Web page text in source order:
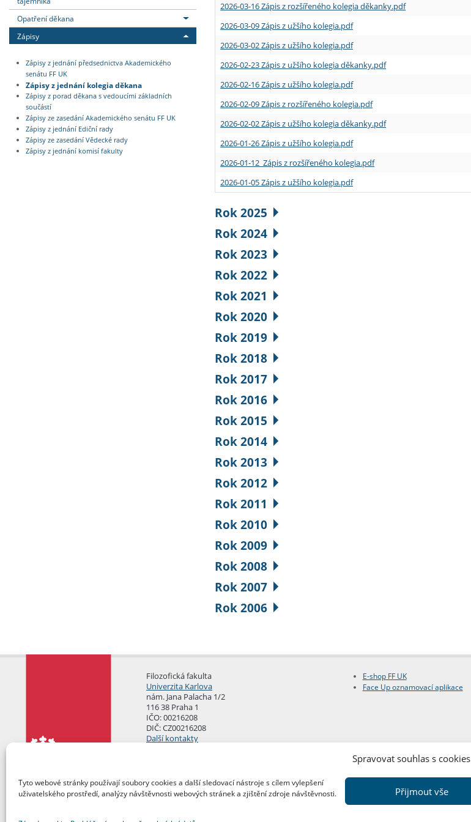
Spravovat souhlas s cookies
Tyto webové stránky používají soubory cookies a další sledovací nástroje s cílem vylepšení
uživatelského prostředí, analýzy návštěvnosti webových stránek a zjištění zdroje návštěvnosti.
Přijmout vše
Opatření děkana
Zápisy
Zápisy z jednání předsednictva Akademického
senátu FF UK
Zápisy z jednání kolegia děkana
Zápisy z porad děkana s vedoucími základních
součástí
Zápisy ze zasedání Akademického senátu FF UK
Zápisy z jednání Ediční rady
Zápisy ze zasedání Vědecké rady
Zápisy z jednání komisí fakulty
2026-03-16 Zápis z rozšířeného kolegia děkanky.pdf
2026-03-09 Zápis z užšího kolegia.pdf
2026-03-02 Zápis z užšího kolegia.pdf
2026-02-23 Zápis z užšího kolegia děkanky.pdf
2026-02-16 Zápis z užšího kolegia.pdf
2026-02-09 Zápis z rozšířeného kolegia.pdf
2026-02-02 Zápis z užšího kolegia děkanky.pdf
2026-01-26 Zápis z užšího kolegia.pdf
2026-01-12 Zápis z rozšířeného kolegia.pdf
2026-01-05 Zápis z užšího kolegia.pdf
Rok 2025
Rok 2024
Rok 2023
Rok 2022
Rok 2021
Rok 2020
Rok 2019
Rok 2018
Rok 2017
Rok 2016
Rok 2015
Rok 2014
Rok 2013
Rok 2012
Rok 2011
Rok 2010
Rok 2009
Rok 2008
Rok 2007
Rok 2006
Filozofická fakulta
Univerzita Karlova
nám. Jana Palacha 1/2
116 38 Praha 1
IČO: 00216208
DIČ: CZ00216208
Další kontakty
E-shop FF UK
Face Up oznamovací aplikace